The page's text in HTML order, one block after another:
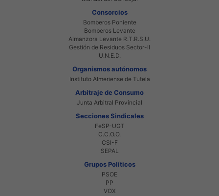
Consorcios
Bomberos Poniente
Bomberos Levante
Almanzora Levante R.T.R.S.U.
Gestión de Residuos Sector-II
U.N.E.D.
Organismos autónomos
Instituto Almeriense de Tutela
Arbitraje de Consumo
Junta Arbitral Provincial
Secciones Sindicales
FeSP-UGT
C.C.O.O.
CSI-F
SEPAL
Grupos Políticos
PSOE
PP
VOX